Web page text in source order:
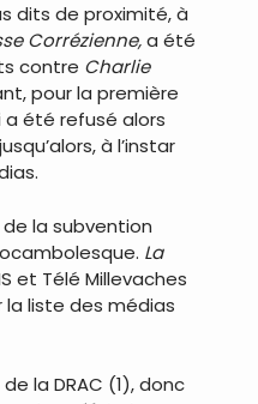
dits de proximité, à
Corrézienne,a été
contre Charlie
pour la première
a été refusé alors
à l’instar
de la subvention
La
et Télé Millevaches
la liste des médias
la DRAC (1), donc